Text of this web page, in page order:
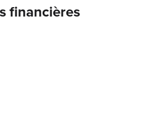
financières